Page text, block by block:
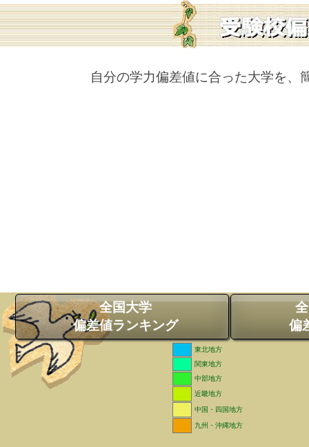
自分の学力偏差値に合った大学を、
全国大学
偏差値ランキング
偏
東北地方
関東地方
中部地方
近畿地方
中国・四国地方
九州・沖縄地方